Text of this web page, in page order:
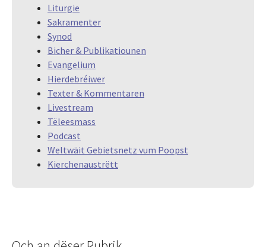
Liturgie
Sakramenter
Synod
Bicher & Publikatiounen
Evangelium
Hierdebréiwer
Texter & Kommentaren
Livestream
Tëleesmass
Podcast
Weltwäit Gebietsnetz vum Poopst
Kierchenaustrëtt